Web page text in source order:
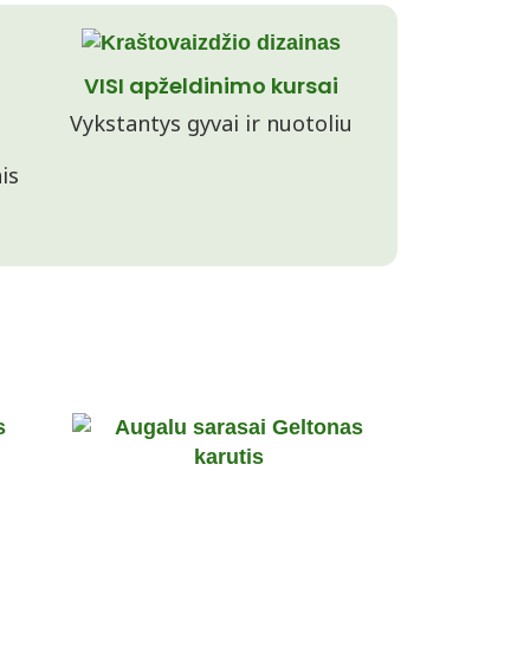
VISI apželdinimo kursai
Vykstantys gyvai ir nuotoliu